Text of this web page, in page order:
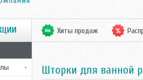
Хиты продаж
Шторки для ванной